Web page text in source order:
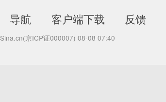
导航 客户端下载 反馈
Sina.cn(京ICP证000007) 08-08 07:40